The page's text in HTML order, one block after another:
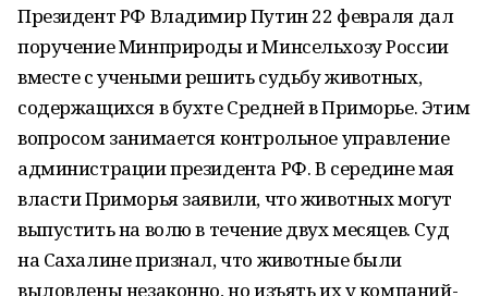
Президент РФ Владимир Путин 22 февраля дал
поручение Минприроды и Минсельхозу России
вместе с учеными решить судьбу животных,
содержащихся в бухте Средней в Приморье. Этим
вопросом занимается контрольное управление
администрации президента РФ. В середине мая
власти Приморья заявили, что животных могут
выпустить на волю в течение двух месяцев. Суд
на Сахалине признал, что животные были
выловлены незаконно, но изъять их у компаний-